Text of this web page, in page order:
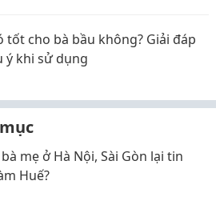
tốt cho bà bầu không? Giải đáp
ý khi sử dụng
mẹ ở Hà Nội, Sài Gòn lại tin
Huế?